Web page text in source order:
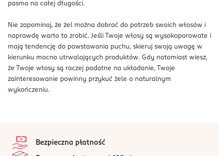
pasma na całej długości.
Nie zapominaj, że żel można dobrać do potrzeb swoich włosów i
naprawdę warto to zrobić. Jeśli Twoje włosy są wysokoporowate i
mają tendencję do powstawania puchu, skieruj swoją uwagę w
kierunku mocno utrwalających produktów. Gdy natomiast wiesz,
że Twoje włosy są raczej podatne na układanie, Twoje
zainteresowanie powinny przykuć żele o naturalnym
wykończeniu.
Bezpieczna płatność